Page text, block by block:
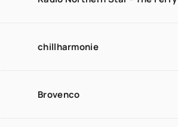
chillharmonie
Brovenco